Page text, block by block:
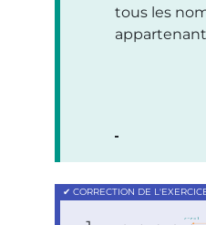
tous les